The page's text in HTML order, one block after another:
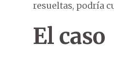
resueltas, podría
El caso